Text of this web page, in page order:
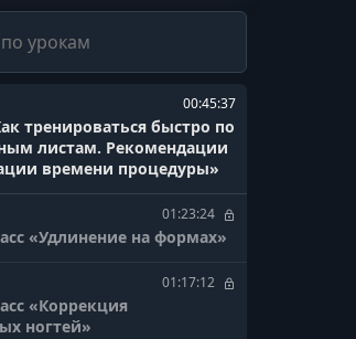
00:45:37
тренироваться быстро по
листам. Рекомендации
времени процедуры»
01:23:24
«Удлинение на формах»
01:17:12
«Коррекция
ногтей»